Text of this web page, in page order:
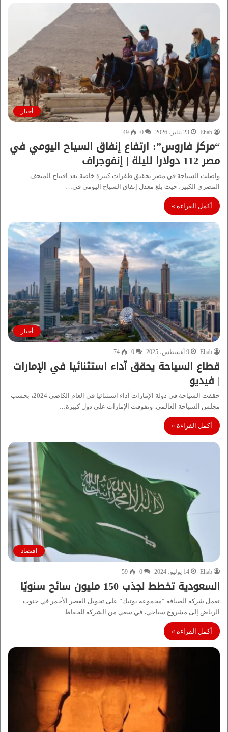
أخبار
Ehab 23 يناير، 2026 0
49
“مركز فاروس”: ارتفاع إنفاق السياح اليومي في
مصر 112 دولارا لليلة | إنفوجراف
واصلت السياحة في مصر تحقيق طفرات كبيرة خاصة بعد افتتاح المتحف
المصري الكبير، حيث بلغ معدل إنفاق السياح اليومي في…
أكمل القراءة »
أخبار
Ehab 9 أغسطس، 2025 0
74
قطاع السياحة يحقق آداء استثنائيا في الإمارات
| فيديو
حققت السياحة في دولة الإمارات آداء استثنائيا في العام الكاضي 2024، بحسب
مجلس السياحة العالمي. وتفوقت الإمارات على دول كبيرة…
أكمل القراءة »
اقتصاد
Ehab 14 يوليو، 2024 0
59
السعودية تخطط لجذب 150 مليون سائح سنويًا
تعمل شركة الضيافة “مجموعة بوتيك” على تحويل القصر الأحمر في جنوب
الرياض إلى مشروع سياحي، في سعي من الشركة للحفاظ…
أكمل القراءة »